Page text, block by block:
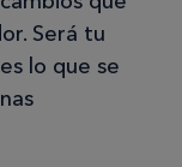
Será tu
lo que se